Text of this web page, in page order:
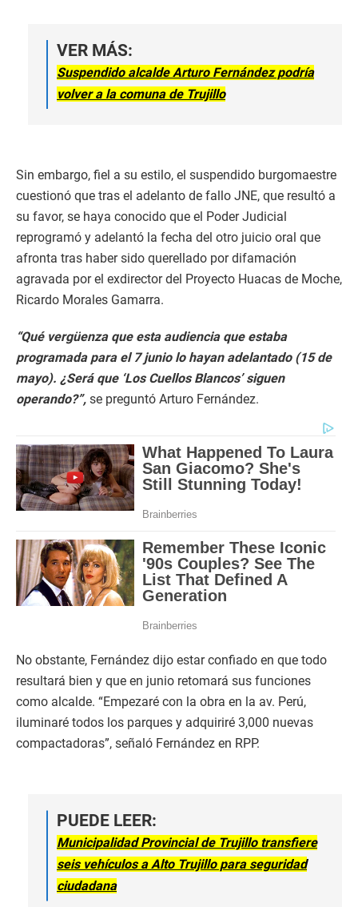
VER MÁS:
Suspendido alcalde Arturo Fernández podría
volver a la comuna de Trujillo
Sin embargo, fiel a su estilo, el suspendido burgomaestre
cuestionó que tras el adelanto de fallo JNE, que resultó a
su favor, se haya conocido que el Poder Judicial
reprogramó y adelantó la fecha del otro juicio oral que
afronta tras haber sido querellado por difamación
agravada por el exdirector del Proyecto Huacas de Moche,
Ricardo Morales Gamarra.
“Qué vergüenza que esta audiencia que estaba
programada para el 7 junio lo hayan adelantado (15 de
mayo). ¿Será que ‘Los Cuellos Blancos’ siguen
operando?”, se preguntó Arturo Fernández.
No obstante, Fernández dijo estar confiado en que todo
resultará bien y que en junio retomará sus funciones
como alcalde. “Empezaré con la obra en la av. Perú,
iluminaré todos los parques y adquiriré 3,000 nuevas
compactadoras”, señaló Fernández en RPP.
PUEDE LEER:
Municipalidad Provincial de Trujillo transfiere
seis vehículos a Alto Trujillo para seguridad
ciudadana